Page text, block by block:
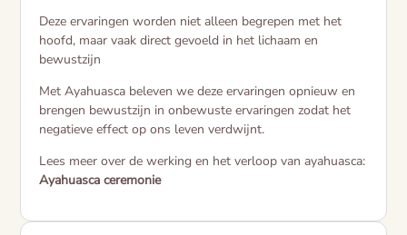
Deze ervaringen worden niet alleen begrepen met het
hoofd, maar vaak direct gevoeld in het lichaam en
bewustzijn
Met Ayahuasca beleven we deze ervaringen opnieuw en
brengen bewustzijn in onbewuste ervaringen zodat het
negatieve effect op ons leven verdwijnt.
Lees meer over de werking en het verloop van ayahuasca:
Ayahuasca ceremonie